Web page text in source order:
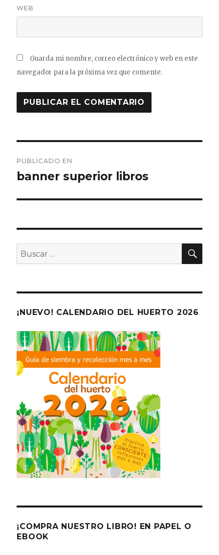
WEB
Guarda mi nombre, correo electrónico y web en este
navegador para la próxima vez que comente.
de
PUBLICADO EN
banner superior libros
Buscar
por:
¡NUEVO! CALENDARIO DEL HUERTO 2026
¡COMPRA NUESTRO LIBRO! EN PAPEL O
EBOOK